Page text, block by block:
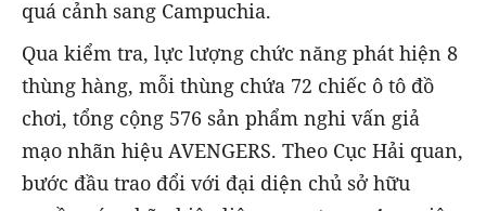
quá cảnh sang Campuchia.
Qua kiểm tra, lực lượng chức năng phát hiện 8
thùng hàng, mỗi thùng chứa 72 chiếc ô tô đồ
chơi, tổng cộng 576 sản phẩm nghi vấn giả
mạo nhãn hiệu AVENGERS. Theo Cục Hải quan,
bước đầu trao đổi với đại diện chủ sở hữu